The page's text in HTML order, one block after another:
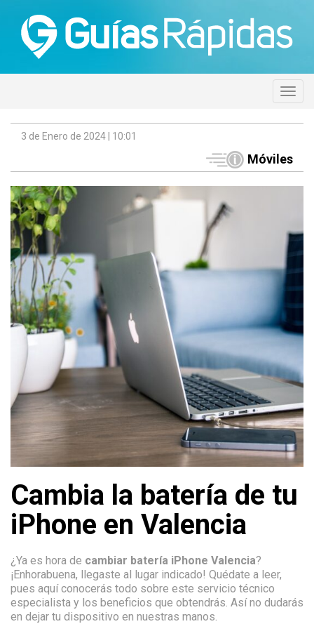
3 de Enero de 2024 | 10:01
Móviles
Cambia la batería de tu
iPhone en Valencia
¿Ya es hora de cambiar batería iPhone Valencia?
¡Enhorabuena, llegaste al lugar indicado! Quédate a leer,
pues aquí conocerás todo sobre este servicio técnico
especialista y los beneficios que obtendrás. Así no dudarás
en dejar tu dispositivo en nuestras manos.